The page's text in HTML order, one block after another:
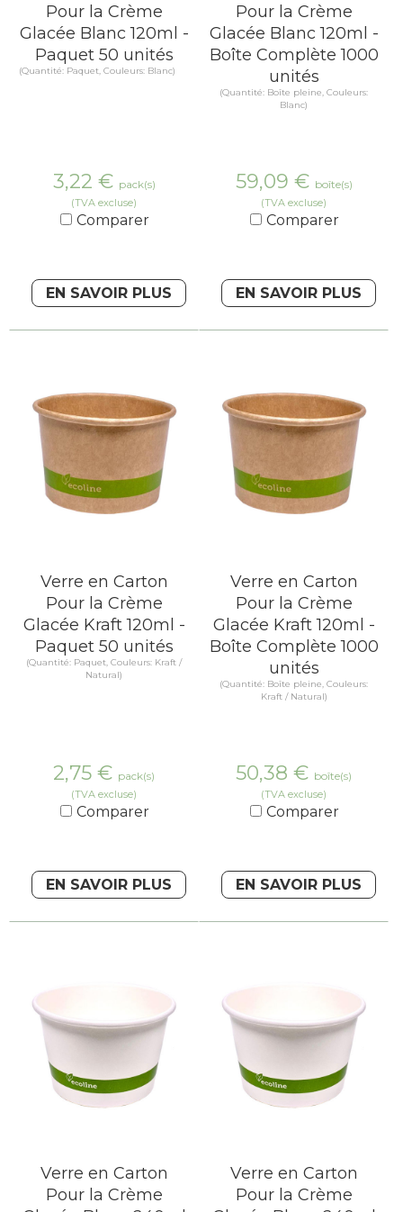
Pour la Crème
Glacée Blanc 120ml -
Paquet 50 unités
(Quantité: Paquet, Couleurs: Blanc)
3,22 € pack(s)
(TVA excluse)
Comparer
EN SAVOIR PLUS
Pour la Crème
Glacée Blanc 120ml -
Boîte Complète 1000
unités
(Quantité: Boîte pleine, Couleurs:
Blanc)
59,09 € boîte(s)
(TVA excluse)
Comparer
EN SAVOIR PLUS
Verre en Carton
Pour la Crème
Glacée Kraft 120ml -
Paquet 50 unités
(Quantité: Paquet, Couleurs: Kraft /
Natural)
2,75 € pack(s)
(TVA excluse)
Comparer
EN SAVOIR PLUS
Verre en Carton
Pour la Crème
Glacée Kraft 120ml -
Boîte Complète 1000
unités
(Quantité: Boîte pleine, Couleurs:
Kraft / Natural)
50,38 € boîte(s)
(TVA excluse)
Comparer
EN SAVOIR PLUS
Verre en Carton
Pour la Crème
Verre en Carton
Pour la Crème